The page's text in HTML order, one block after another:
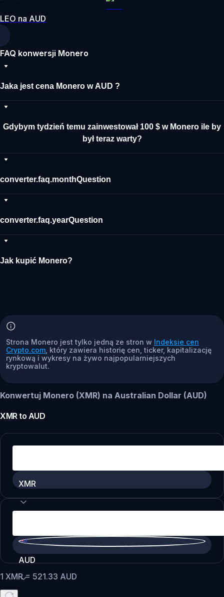
LEO na AUD
FAQ konwersji Monero
Jaka jest cena Monero w AUD ?
Gdybym tydzień temu zainwestował 100 $ w Monero ile by
był teraz warty?
converter.faq.monthQuestion
converter.faq.yearQuestion
Jak kupić Monero?
Strona Monero jest tylko jedną ze stron w Indeksie cen
Crypto.com , który zawiera historię cen, ticker, kapitalizację
rynkową i wykresy na żywo najpopularniejszych
kryptowalut.
Konwertuj Monero (XMR) na Australian Dollar (AUD)
XMRto AUD
XMR
AUD
1 XMR= 521.33 AUD